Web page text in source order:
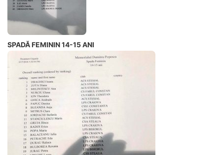
SPADĂ FEMININ 14-15 ANI